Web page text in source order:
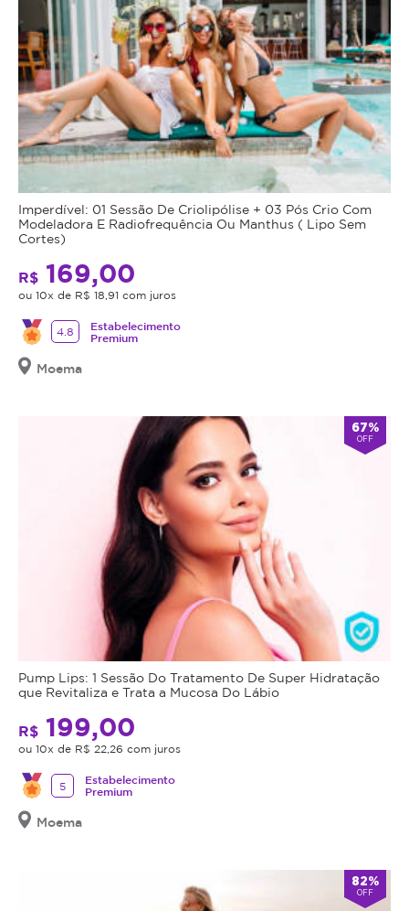
Imperdível: 01 Sessão De Criolipólise + 03 Pós Crio Com
Modeladora E Radiofrequência Ou Manthus ( Lipo Sem
Cortes)
R$ 169,00
ou 10x de R$ 18,91 com juros
4.8
Estabelecimento
Premium
Moema
67%
OFF
Pump Lips: 1 Sessão Do Tratamento De Super Hidratação
que Revitaliza e Trata a Mucosa Do Lábio
R$ 199,00
ou 10x de R$ 22,26 com juros
5
Estabelecimento
Premium
Moema
82%
OFF